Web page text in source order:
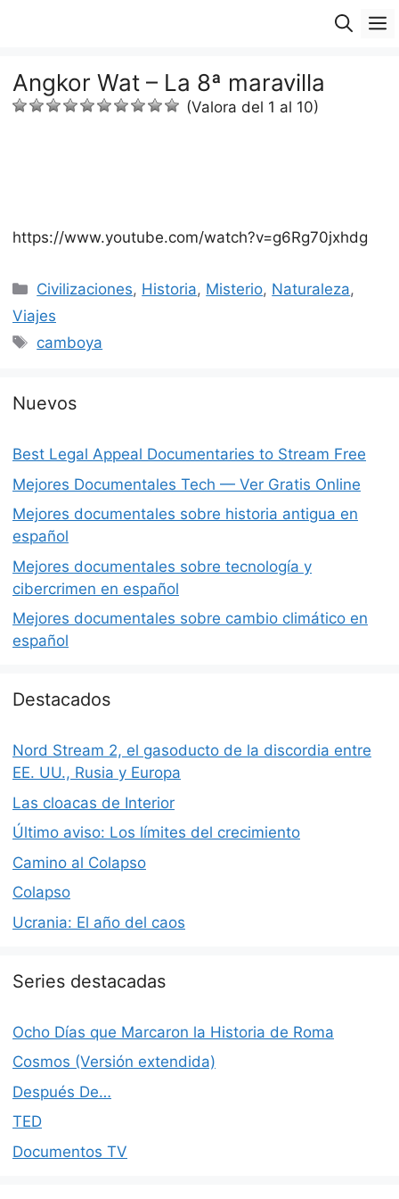
Angkor Wat – La 8ª maravilla
(Valora del 1 al 10)
https://www.youtube.com/watch?v=g6Rg70jxhdg
Categorías
Civilizaciones, Historia, Misterio, Naturaleza,
Viajes
Etiquetas
camboya
Nuevos
Best Legal Appeal Documentaries to Stream Free
Mejores Documentales Tech — Ver Gratis Online
Mejores documentales sobre historia antigua en
español
Mejores documentales sobre tecnología y
cibercrimen en español
Mejores documentales sobre cambio climático en
español
Destacados
Nord Stream 2, el gasoducto de la discordia entre
EE. UU., Rusia y Europa
Las cloacas de Interior
Último aviso: Los límites del crecimiento
Camino al Colapso
Colapso
Ucrania: El año del caos
Series destacadas
Ocho Días que Marcaron la Historia de Roma
Cosmos (Versión extendida)
Después De…
TED
Documentos TV